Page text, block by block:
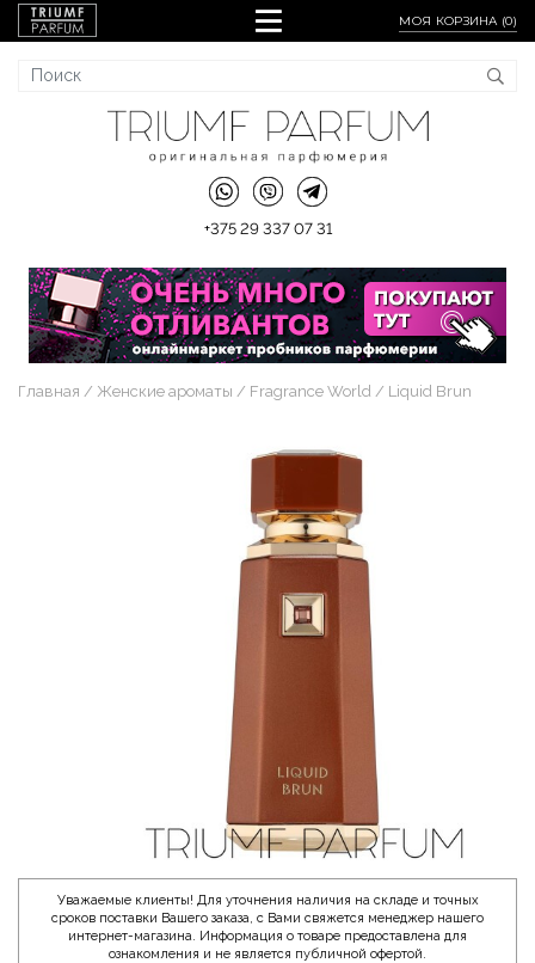
МОЯ КОРЗИНА (0)
+375 29 337 07 31
Главная Женские ароматы Fragrance World Liquid Brun
Уважаемые клиенты! Для уточнения наличия на складе и точных
сроков поставки Вашего заказа, с Вами свяжется менеджер нашего
интернет-магазина. Информация о товаре предоставлена для
ознакомления и не является публичной офертой.